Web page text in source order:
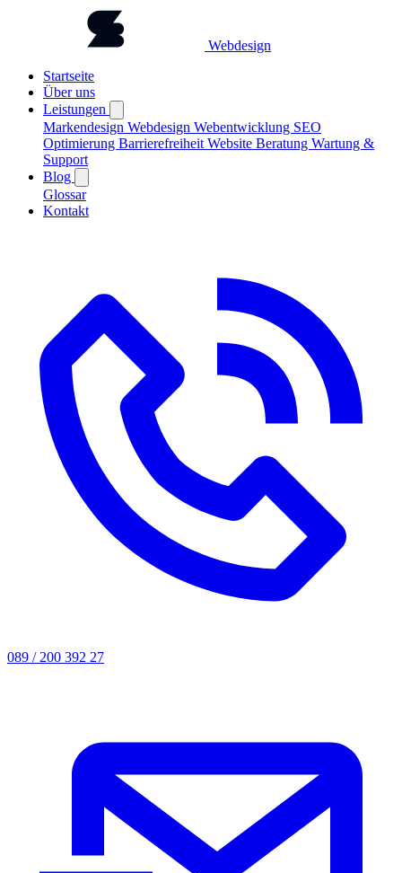
Webdesign
Startseite
Über uns
Leistungen
Markendesign Webdesign Webentwicklung SEO
Optimierung Barrierefreiheit Website Beratung Wartung &
Support
Blog
Glossar
Kontakt
089 / 200 392 27